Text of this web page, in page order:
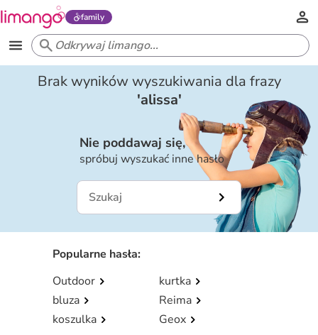
family
Brak wyników wyszukiwania dla frazy
'alissa'
Nie poddawaj się,
spróbuj wyszukać inne hasło
Popularne hasła:
Outdoor
kurtka
bluza
Reima
koszulka
Geox